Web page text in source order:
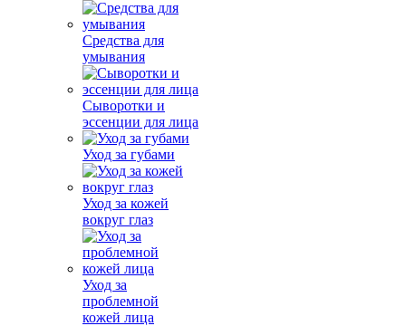
Средства для
умывания
Сыворотки и
эссенции для лица
Уход за губами
Уход за кожей
вокруг глаз
Уход за
проблемной
кожей лица